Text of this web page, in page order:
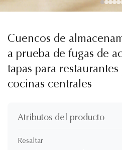
Cuencos de
a prueba de fugas de
tapas para
cocinas centrales
Atributos del producto
Resaltar